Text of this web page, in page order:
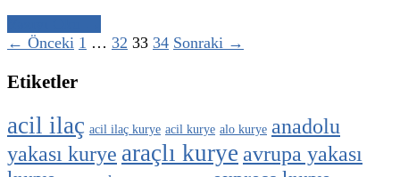
← Önceki 1 … 32 33 34 Sonraki →
Etiketler
acil ilaç acil ilaç kurye acil kurye alo kurye anadolu
yakası kurye araçlı kurye avrupa yakası